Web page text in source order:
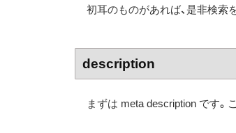
初耳のものがあれば、是非検索
description
まずは meta description です。